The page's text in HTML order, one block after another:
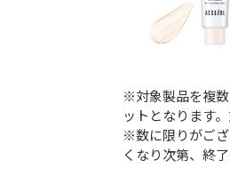
※対象製品を複
ットとなります
※数に限りがご
くなり次第、終了